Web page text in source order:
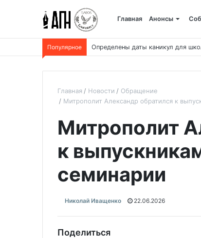
Главная Анонсы
Популярное Определены даты каникул для
Главная Новости
Обращение
Митрополит Александр обратился к
Митрополит
к
семинарии
Николай Иващенко 22.06.2026
Поделиться